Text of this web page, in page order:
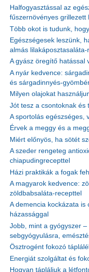
Halfogyasztással az
fűszernövényes grillezett
Több okot is tudunk,
Egészségesek leszünk,
almás lilakáposztasaláta-
A gyász öregítő hatással
A nyár kedvence:
és sárgadinnyés-
Milyen olajokat
Jót tesz a csontoknak és
A sportolás egészséges,
Érvek a meggy és a
Miért előnyös, ha sötét
A szeder rengeteg
chiapudingrecepttel
Házi praktikák a fogak
A magyarok kedvence:
zöldbabsaláta-recepttel
A demencia kockázata
házassággal
Jobb, mint a gyógyszer
sebgyógyulásra,
Ösztrogént fokozó
Energiát szolgáltat és
Hogyan tápláljuk a